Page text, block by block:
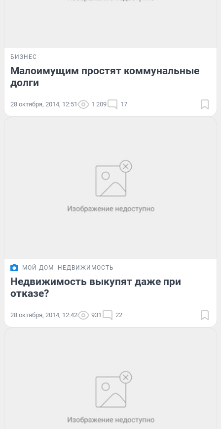
БИЗНЕС
Малоимущим простят коммунальные
долги
28 октября, 2014, 12:51 1 209 17
МОЙ ДОМ НЕДВИЖИМОСТЬ
Недвижимость выкупят даже при
отказе?
28 октября, 2014, 12:42 931 22